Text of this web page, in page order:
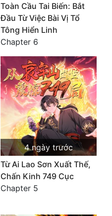
Toàn Cầu Tai Biến: Bắt
Đầu Từ Việc Bài Vị Tổ
Tông Hiển Linh
Chapter 6
4 ngày trước
Từ Ai Lao Sơn Xuất Thế,
Chấn Kinh 749 Cục
Chapter 5